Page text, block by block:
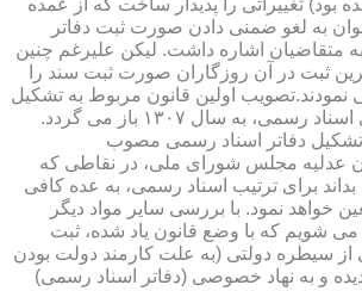
بود) تغییراتی را پدیدار ساخت كه از عمده
به لغو ضمنی دادن صورت ثبت دفاتر
متقاضیان اشاره داشت. لیكن علیرغم چنین
ثبت در آن روزگاران صورت ثبت سند را
نمودند.تصویب اولین قانون مربوط به تشكیل
مستقل دفترخانه های اسناد رسمی، به سال ۱۳۰۷ باز می گردد.
۱ قانون تشكیل دفاتر اسناد رسمی مصوب
كمیسیون عدلیه مجلس شورای ملی، در نقاطی كه
برای ترتیب اسناد رسمی، به عده كافی
خواهد نمود. با بررسی سایر مواد دیگر
شویم كه با وضع قانون یاد شده، ثبت
از سیطره دولتی (به علت كارمند دولت بودن
و به نهاد خصوصی (دفاتر اسناد رسمی)